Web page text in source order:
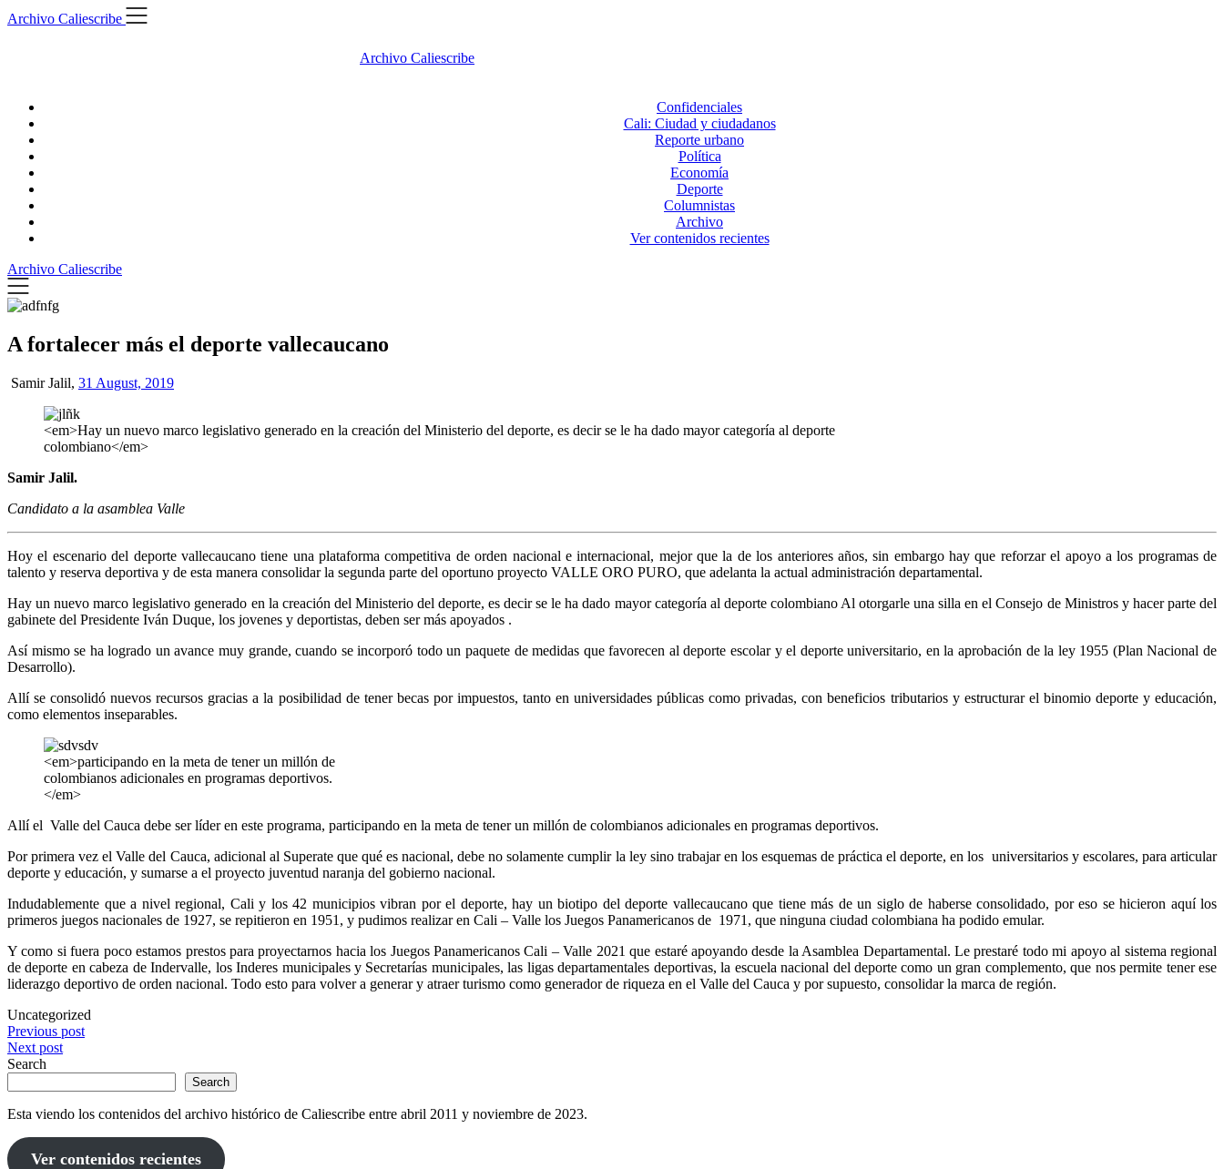
Skip
to
Archivo Caliescribe
Archivo Caliescribe
Confidenciales
Cali: Ciudad y ciudadanos
Reporte urbano
Política
Economía
Deporte
Columnistas
Archivo
Ver contenidos recientes
Archivo Caliescribe
A fortalecer más el deporte vallecaucano
Samir Jalil, 31 August, 2019
<em>Hay un nuevo marco legislativo generado en la creación del Ministerio del deporte, es decir se le ha dado mayor categoría al deporte
colombiano</em>
Samir Jalil.
Candidato a la asamblea Valle
Hoy el escenario del deporte vallecaucano tiene una plataforma competitiva de orden nacional e internacional, mejor que la de los anteriores años, sin embargo hay que reforzar el apoyo a los programas de
talento y reserva deportiva y de esta manera consolidar la segunda parte del oportuno proyecto VALLE ORO PURO, que adelanta la actual administración departamental.
Hay un nuevo marco legislativo generado en la creación del Ministerio del deporte, es decir se le ha dado mayor categoría al deporte colombiano Al otorgarle una silla en el Consejo de Ministros y hacer parte del
gabinete del Presidente Iván Duque, los jovenes y deportistas, deben ser más apoyados .
Así mismo se ha logrado un avance muy grande, cuando se incorporó todo un paquete de medidas que favorecen al deporte escolar y el deporte universitario, en la aprobación de la ley 1955 (Plan Nacional de
Desarrollo).
Allí se consolidó nuevos recursos gracias a la posibilidad de tener becas por impuestos, tanto en universidades públicas como privadas, con beneficios tributarios y estructurar el binomio deporte y educación,
como elementos inseparables.
<em>participando en la meta de tener un millón de
colombianos adicionales en programas deportivos.
</em>
Allí el Valle del Cauca debe ser líder en este programa, participando en la meta de tener un millón de colombianos adicionales en programas deportivos.
Por primera vez el Valle del Cauca, adicional al Superate que qué es nacional, debe no solamente cumplir la ley sino trabajar en los esquemas de práctica el deporte, en los universitarios y escolares, para articular
deporte y educación, y sumarse a el proyecto juventud naranja del gobierno nacional.
Indudablemente que a nivel regional, Cali y los 42 municipios vibran por el deporte, hay un biotipo del deporte vallecaucano que tiene más de un siglo de haberse consolidado, por eso se hicieron aquí los
primeros juegos nacionales de 1927, se repitieron en 1951, y pudimos realizar en Cali – Valle los Juegos Panamericanos de 1971, que ninguna ciudad colombiana ha podido emular.
Y como si fuera poco estamos prestos para proyectarnos hacia los Juegos Panamericanos Cali – Valle 2021 que estaré apoyando desde la Asamblea Departamental. Le prestaré todo mi apoyo al sistema regional
de deporte en cabeza de Indervalle, los Inderes municipales y Secretarías municipales, las ligas departamentales deportivas, la escuela nacional del deporte como un gran complemento, que nos permite tener ese
liderazgo deportivo de orden nacional. Todo esto para volver a generar y atraer turismo como generador de riqueza en el Valle del Cauca y por supuesto, consolidar la marca de región.
Uncategorized
Post
navigation
Previous post
Next post
Search
Search
Esta viendo los contenidos del archivo histórico de Caliescribe entre abril 2011 y noviembre de 2023.
Ver contenidos recientes